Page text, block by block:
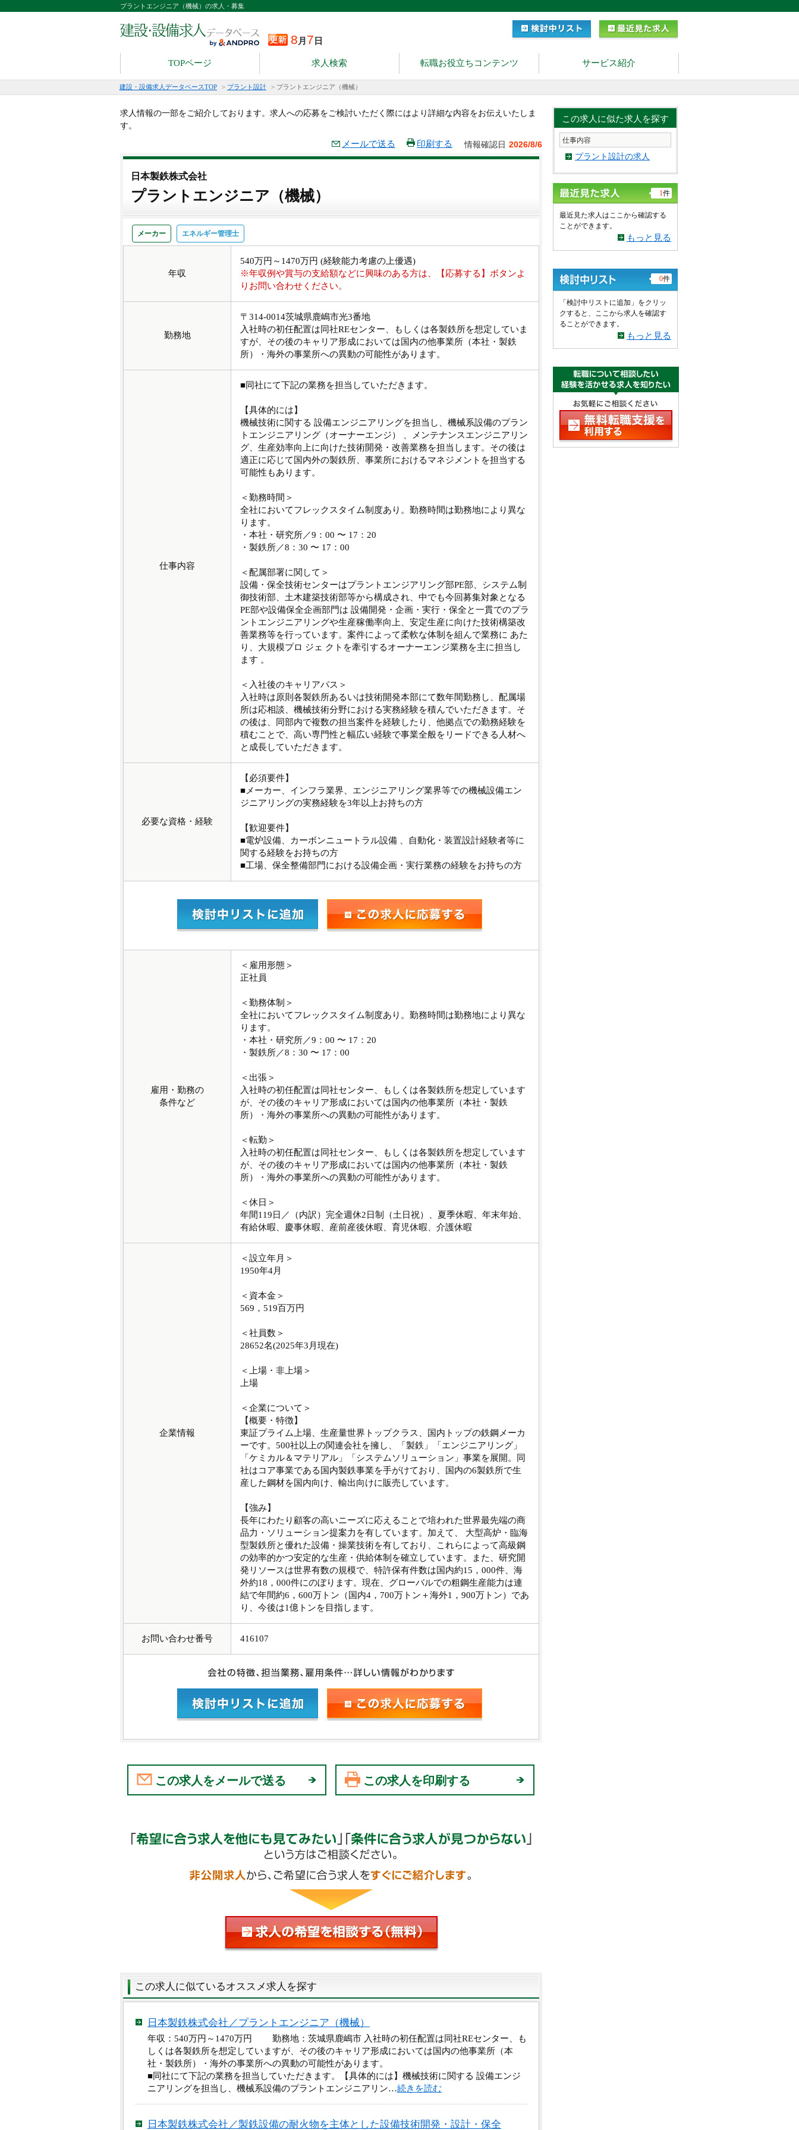
プラントエンジニア（機械）の求人・募集
8 月 7 日
TOPページ 求人検索 転職お役立ちコンテンツ サービス紹介
建設・設備求人データベースTOP > プラント設計 > プラントエンジニア（機械）
求人情報の一部をご紹介しております。求人への応募をご検討いただく際にはより詳細な内容をお伝えいたしま
す。
情報確認日 2026/8/6
メールで送る 印刷する
日本製鉄株式会社
プラントエンジニア（機械）
メーカー エネルギー管理士
年収
540万円～1470万円 (経験能力考慮の上優遇)
※年収例や賞与の支給額などに興味のある方は、【応募する】ボタンよ
りお問い合わせください。
勤務地
〒314-0014茨城県鹿嶋市光3番地
入社時の初任配置は同社REセンター、もしくは各製鉄所を想定していま
すが、その後のキャリア形成においては国内の他事業所（本社・製鉄
所）・海外の事業所への異動の可能性があります。
仕事内容
■同社にて下記の業務を担当していただきます。
【具体的には】
機械技術に関する 設備エンジニアリングを担当し、機械系設備のプラン
トエンジニアリング（オーナーエンジ） 、メンテナンスエンジニアリン
グ、生産効率向上に向けた技術開発・改善業務を担当します。その後は
適正に応じて国内外の製鉄所、事業所におけるマネジメントを担当する
可能性もあります。
＜勤務時間＞
全社においてフレックスタイム制度あり。勤務時間は勤務地により異な
ります。
・本社・研究所／9：00 〜 17：20
・製鉄所／8：30 〜 17：00
＜配属部署に関して＞
設備・保全技術センターはプラントエンジアリング部PE部、システム制
御技術部、土木建築技術部等から構成され、中でも今回募集対象となる
PE部や設備保全企画部門は 設備開発・企画・実行・保全と一貫でのプラ
ントエンジニアリングや生産稼働率向上、安定生産に向けた技術構築改
善業務等を行っています。案件によって柔軟な体制を組んで業務に あた
り、大規模プロ ジェ クトを牽引するオーナーエンジ業務を主に担当し
ます 。
＜入社後のキャリアパス＞
入社時は原則各製鉄所あるいは技術開発本部にて数年間勤務し、配属場
所は応相談、機械技術分野における実務経験を積んでいただきます。そ
の後は、同部内で複数の担当案件を経験したり、他拠点での勤務経験を
積むことで、高い専門性と幅広い経験で事業全般をリードできる人材へ
と成長していただきます。
必要な資格・経験
【必須要件】
■メーカー、インフラ業界、エンジニアリング業界等での機械設備エン
ジニアリングの実務経験を3年以上お持ちの方
【歓迎要件】
■電炉設備、カーボンニュートラル設備 、自動化・装置設計経験者等に
関する経験をお持ちの方
■工場、保全整備部門における設備企画・実行業務の経験をお持ちの方
雇用・勤務の
条件など
＜雇用形態＞
正社員
＜勤務体制＞
全社においてフレックスタイム制度あり。勤務時間は勤務地により異な
ります。
・本社・研究所／9：00 〜 17：20
・製鉄所／8：30 〜 17：00
＜出張＞
入社時の初任配置は同社センター、もしくは各製鉄所を想定しています
が、その後のキャリア形成においては国内の他事業所（本社・製鉄
所）・海外の事業所への異動の可能性があります。
＜転勤＞
入社時の初任配置は同社センター、もしくは各製鉄所を想定しています
が、その後のキャリア形成においては国内の他事業所（本社・製鉄
所）・海外の事業所への異動の可能性があります。
＜休日＞
年間119日／（内訳）完全週休2日制（土日祝）、夏季休暇、年末年始、
有給休暇、慶事休暇、産前産後休暇、育児休暇、介護休暇
企業情報
＜設立年月＞
1950年4月
＜資本金＞
569，519百万円
＜社員数＞
28652名(2025年3月現在)
＜上場・非上場＞
上場
＜企業について＞
【概要・特徴】
東証プライム上場、生産量世界トップクラス、国内トップの鉄鋼メーカ
ーです。500社以上の関連会社を擁し、「製鉄」「エンジニアリング」
「ケミカル＆マテリアル」「システムソリューション」事業を展開。同
社はコア事業である国内製鉄事業を手がけており、国内の6製鉄所で生
産した鋼材を国内向け、輸出向けに販売しています。
【強み】
長年にわたり顧客の高いニーズに応えることで培われた世界最先端の商
品力・ソリューション提案力を有しています。加えて、 大型高炉・臨海
型製鉄所と優れた設備・操業技術を有しており、これらによって高級鋼
の効率的かつ安定的な生産・供給体制を確立しています。また、研究開
発リソースは世界有数の規模で、特許保有件数は国内約15，000件、海
外約18，000件にのぼります。現在、グローバルでの粗鋼生産能力は連
結で年間約6，600万トン（国内4，700万トン＋海外1，900万トン）であ
り、今後は1億トンを目指します。
お問い合わせ番号 416107
この求人をメールで送る この求人を印刷する
この求人に似ているオススメ求人を探す
日本製鉄株式会社／プラントエンジニア（機械）
年収：540万円～1470万円 勤務地：茨城県鹿嶋市 入社時の初任配置は同社REセンター、も
しくは各製鉄所を想定していますが、その後のキャリア形成においては国内の他事業所（本
社・製鉄所）・海外の事業所への異動の可能性があります。
■同社にて下記の業務を担当していただきます。【具体的には】機械技術に関する 設備エンジ
ニアリングを担当し、機械系設備のプラントエンジニアリン…続きを読む
日本製鉄株式会社／製鉄設備の耐火物を主体とした設備技術開発・設計・保全
この求人に似た求人を探す
仕事内容
プラント設計の求人
1件
最近見た求人はここから確認する
ことができます。
もっと見る
0件
「検討中リストに追加」をクリッ
クすると、ここから求人を確認す
ることができます。
もっと見る